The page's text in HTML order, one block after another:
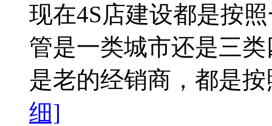
现在4S店建设都是按
管是一类城市还是三
是老的经销商，都是
细]